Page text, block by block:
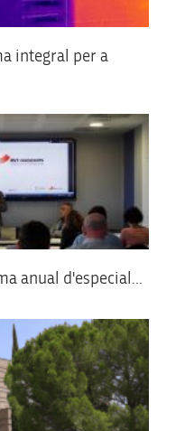
integral per a
anual d'especial...